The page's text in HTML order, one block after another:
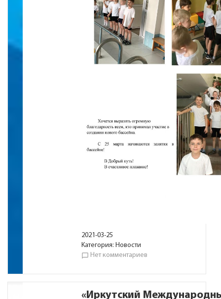
2021-03-25
Категория: Новости
chat_bubble_outline Нет комментариев
«Иркутский